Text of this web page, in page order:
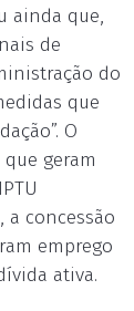
ainda que,
de
do
que
O
geram
a concessão
emprego
ativa.